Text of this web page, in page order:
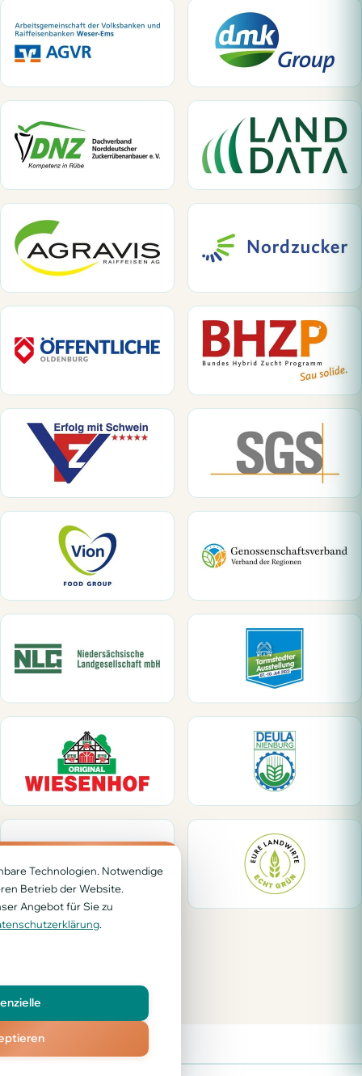
Medienpartner
Technologien. Notwendige
Betrieb der Website.
Angebot für Sie zu
.